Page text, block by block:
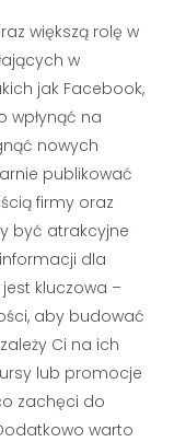
większą rolę w
w
jak Facebook,
wpłynąć na
nowych
publikować
firmy oraz
być atrakcyjne
dla
kluczowa –
aby budować
Ci na ich
lub promocje
zachęci do
warto